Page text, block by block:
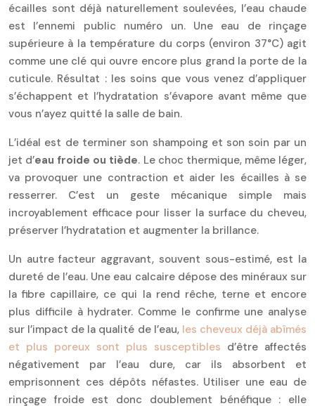
écailles sont déjà naturellement soulevées, l’eau chaude
est l’ennemi public numéro un. Une eau de rinçage
supérieure à la température du corps (environ 37°C) agit
comme une clé qui ouvre encore plus grand la porte de la
cuticule. Résultat : les soins que vous venez d’appliquer
s’échappent et l’hydratation s’évapore avant même que
vous n’ayez quitté la salle de bain.
L’idéal est de terminer son shampoing et son soin par un
jet d’eau froide ou tiède. Le choc thermique, même léger,
va provoquer une contraction et aider les écailles à se
resserrer. C’est un geste mécanique simple mais
incroyablement efficace pour lisser la surface du cheveu,
préserver l’hydratation et augmenter la brillance.
Un autre facteur aggravant, souvent sous-estimé, est la
dureté de l’eau. Une eau calcaire dépose des minéraux sur
la fibre capillaire, ce qui la rend rêche, terne et encore
plus difficile à hydrater. Comme le confirme une analyse
sur l’impact de la qualité de l’eau, les cheveux déjà abîmés
et plus poreux sont plus susceptibles d’être affectés
négativement par l’eau dure, car ils absorbent et
emprisonnent ces dépôts néfastes. Utiliser une eau de
rinçage froide est donc doublement bénéfique : elle